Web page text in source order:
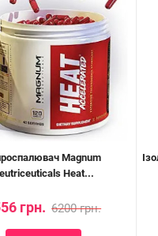
Magnum
Heat...
грн. 6200 грн.